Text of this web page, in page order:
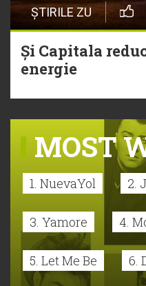
ȘTIRILE ZU
Și Capitala
energie
MOST
1. NuevaYol 2.
3. Yamore 4.
5. Let Me Be 6.